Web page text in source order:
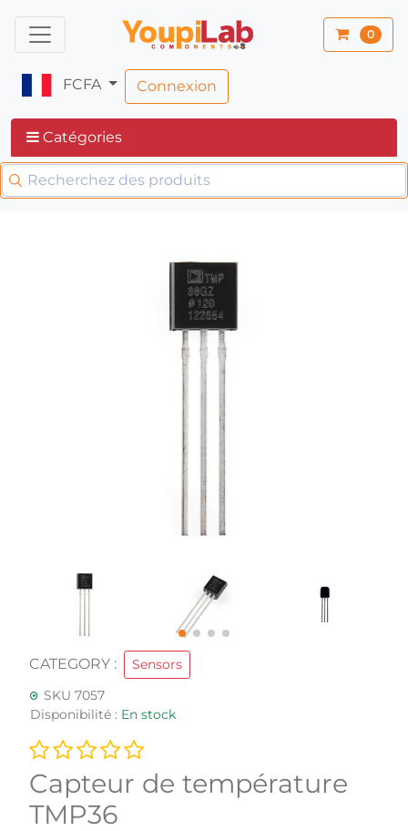
0
FCFA Connexion
Catégories
CATEGORY :
Sensors
SKU 7057
Disponibilité : En stock
Capteur de température
TMP36